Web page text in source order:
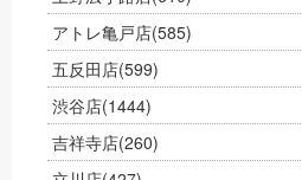
アトレ亀戸店(585)
五反田店(599)
渋谷店(1444)
吉祥寺店(260)